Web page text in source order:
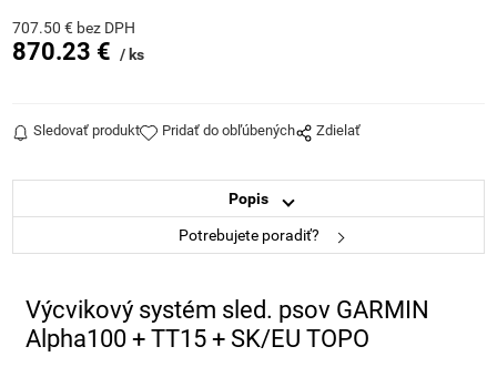
707.50 € bez DPH
870.23 € ks
Sledovať produkt Pridať do obľúbených Zdielať
Popis
Potrebujete poradiť?
Výcvikový systém sled. psov GARMIN
Alpha100 + TT15 + SK/EU TOPO